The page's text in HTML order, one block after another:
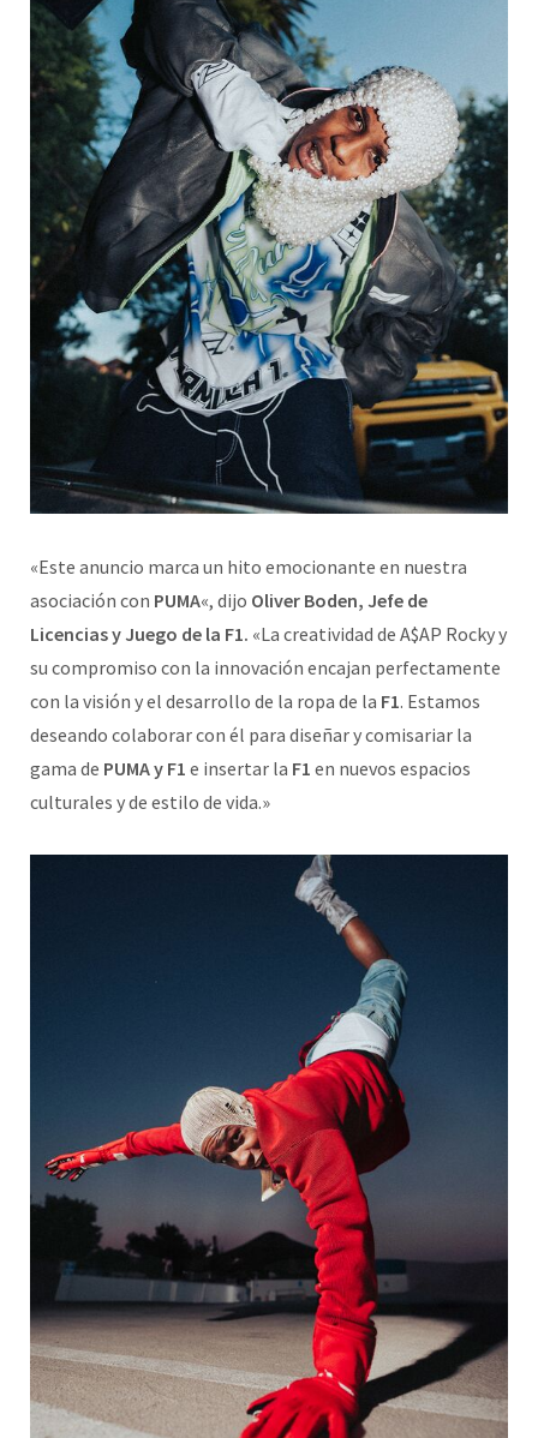
«Este anuncio marca un hito emocionante en nuestra
asociación con PUMA«, dijo Oliver Boden, Jefe de
Licencias y Juego de la F1. «La creatividad de A$AP Rocky y
su compromiso con la innovación encajan perfectamente
con la visión y el desarrollo de la ropa de la F1. Estamos
deseando colaborar con él para diseñar y comisariar la
gama de PUMA y F1 e insertar la F1 en nuevos espacios
culturales y de estilo de vida.»